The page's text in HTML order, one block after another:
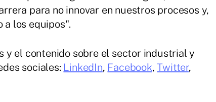
para no innovar en nuestros procesos y,
a los equipos".
y el contenido sobre el sector industrial y
sociales: LinkedIn, Facebook,Twitter,